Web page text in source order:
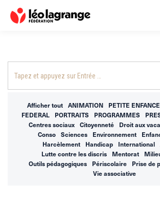
Afficher tout ANIMATION PETITE ENFANCE
FEDERAL
PORTRAITS PROGRAMMES
Centres sociaux
Citoyenneté Droit aux
Conso
Sciences Environnement
Harcèlement
Handicap International
Lutte contre les discris
Mentorat
Outils pédagogiques
Périscolaire Prise de
Vie associative